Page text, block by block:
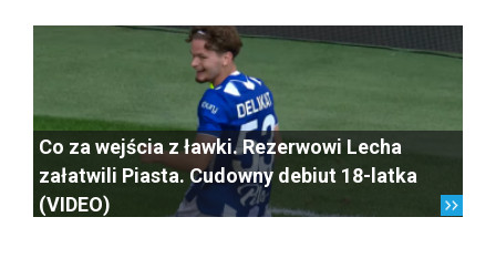
Co za wejścia z ławki. Rezerwowi Lecha
załatwili Piasta. Cudowny debiut 18-latka
(VIDEO)